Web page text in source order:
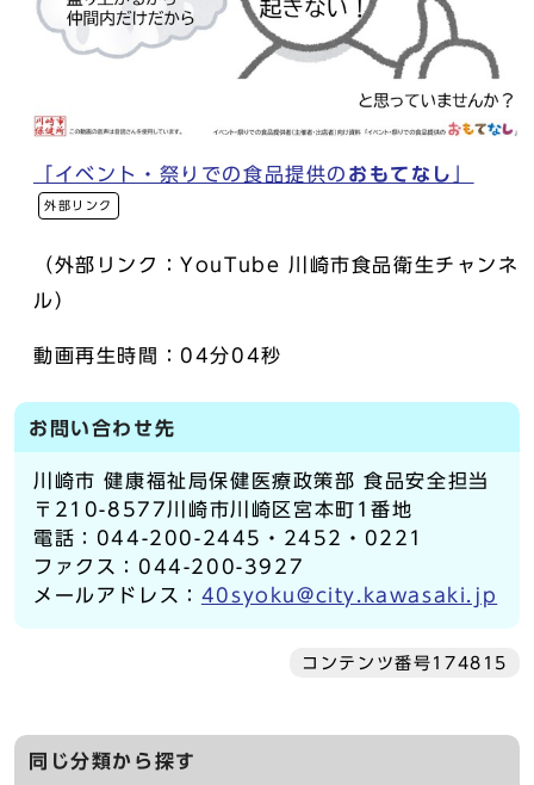
「イベント・祭りでの食品提供の おもてなし
外部リンク
（外部リンク：YouTube 川崎市食品衛生チャンネ
ル）
動画再生時間：04分04秒
お問い合わせ先
川崎市 健康福祉局保健医療政策部 食品安全担当
〒210-8577川崎市川崎区宮本町1番地
電話：044-200-2445・2452・0221
ファクス：044-200-3927
メールアドレス： 40syoku@city.kawasaki.jp
コンテンツ番号174815
同じ分類から探す